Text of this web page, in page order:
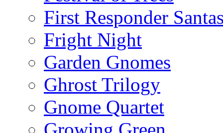
First Responder
Fright Night
Garden Gnomes
Ghrost Trilogy
Gnome Quartet